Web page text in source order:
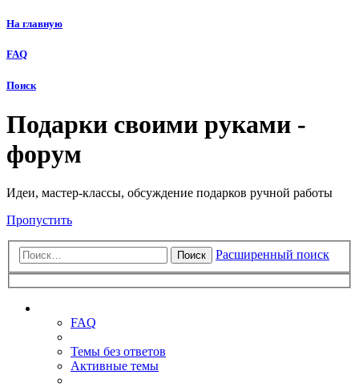
На главную
FAQ
Поиск
Подарки своими руками -
форум
Идеи, мастер-классы, обсуждение подарков ручной работы
Пропустить
Поиск Расширенный поиск
FAQ
Темы без ответов
Активные темы